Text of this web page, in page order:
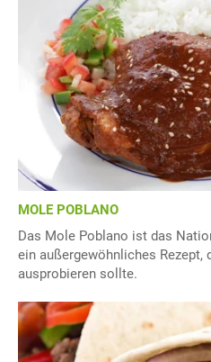
MOLE POBLANO
Das Mole Poblano ist das
ein außergewöhnliches Rezept,
ausprobieren sollte.